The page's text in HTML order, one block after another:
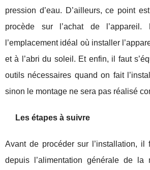
pression d’eau. D’ailleurs, ce point
procède sur l’achat de
l’emplacement idéal où installer
et à l’abri du soleil. Et enfin, il faut
outils nécessaires quand on fait
sinon le montage ne sera pas réalisé
Les étapes à suivre
Avant de procéder sur l’installation, il
depuis l’alimentation générale de la